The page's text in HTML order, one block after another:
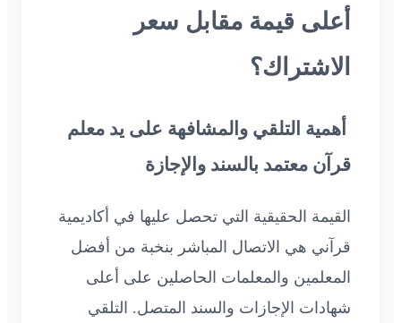
أعلى قيمة مقابل سعر
الاشتراك؟
أهمية التلقي والمشافهة على يد معلم
قرآن معتمد بالسند والإجازة
القيمة الحقيقية التي تحصل عليها في أكاديمية
قرآني هي الاتصال المباشر بنخبة من أفضل
المعلمين والمعلمات الحاصلين على أعلى
شهادات الإجازات والسند المتصل. التلقي